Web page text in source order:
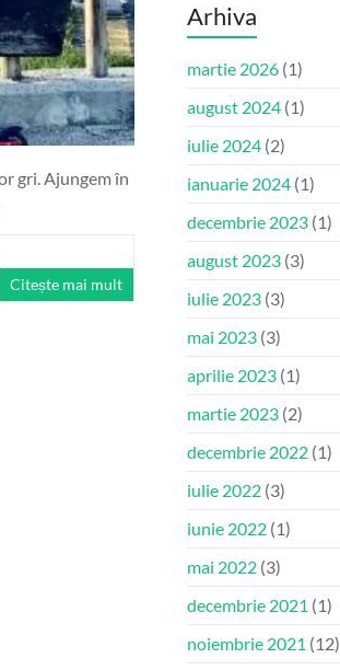
gri. Ajungem în
Citește mai mult
Arhiva
martie 2026 (1)
august 2024 (1)
iulie 2024 (2)
ianuarie 2024 (1)
decembrie 2023 (1)
august 2023 (3)
iulie 2023 (3)
mai 2023 (3)
aprilie 2023 (1)
martie 2023 (2)
decembrie 2022 (1)
iulie 2022 (3)
iunie 2022 (1)
mai 2022 (3)
decembrie 2021 (1)
noiembrie 2021 (12)